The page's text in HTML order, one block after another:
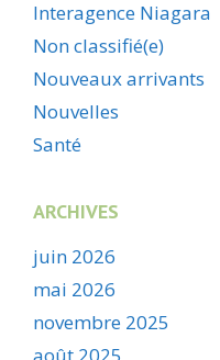
Interagence Niagara
Non classifié(e)
Nouveaux arrivants
Nouvelles
Santé
ARCHIVES
juin 2026
mai 2026
novembre 2025
août 2025